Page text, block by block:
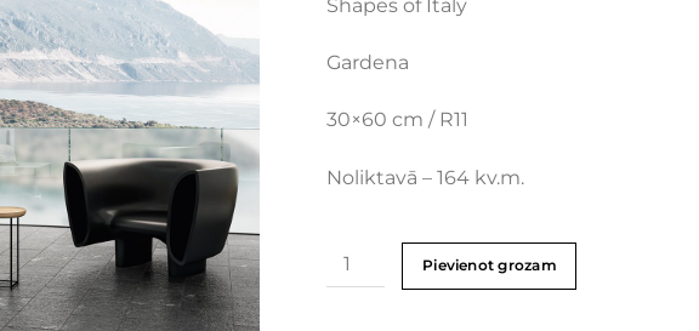
Shapes of Italy
Gardena
30×60 cm / R11
Noliktavā – 164 kv.m.
Pievienot grozam